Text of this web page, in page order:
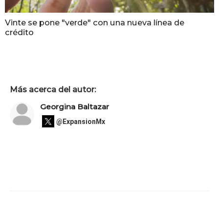
Vinte se pone "verde" con una nueva línea de
crédito
Más acerca del autor:
Georgina Baltazar
@ExpansionMx